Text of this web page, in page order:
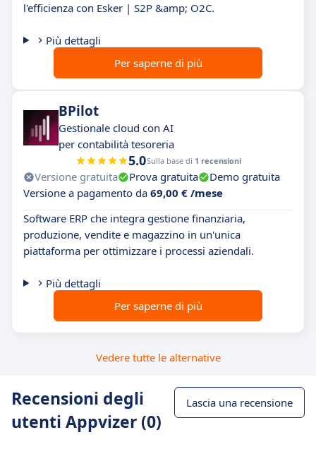
l'efficienza con Esker | S2P &amp; O2C.
Più dettagli
Per saperne di più
BPilot
Gestionale cloud con AI
per contabilità tesoreria
5.0Sulla base di 1 recensioni
Versione gratuita Prova gratuita
Demo gratuita
Versione a pagamento da 69,00 € /mese
Software ERP che integra gestione finanziaria,
produzione, vendite e magazzino in un'unica
piattaforma per ottimizzare i processi aziendali.
Più dettagli
Per saperne di più
Vedere tutte le alternative
Recensioni degli
utenti Appvizer (0)
Lascia una recensione